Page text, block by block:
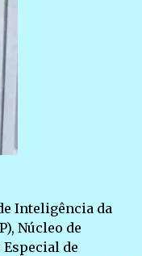
Inteligência da
Núcleo de
Especial de